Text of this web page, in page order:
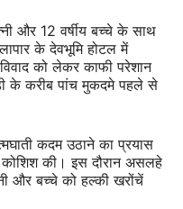
और 12 वर्षीय बच्चे के साथ
के देवभूमि होटल में
को लेकर काफी परेशान
के करीब पांच मुकदमे पहले से
कदम उठाने का प्रयास
की। इस दौरान असलहे
और बच्चे को हल्की खरोंचें